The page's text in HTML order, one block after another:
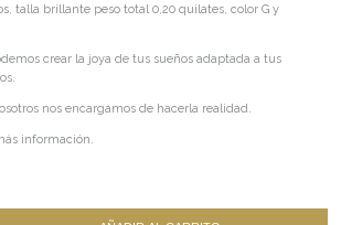
talla brillante peso total 0,20 quilates, color G y
crear la joya de tus sueños adaptada a tus
nos encargamos de hacerla realidad.
información.